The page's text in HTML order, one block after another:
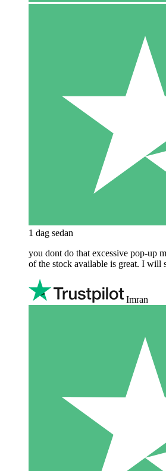
1 dag sedan
you dont do that excessive pop-up
of the stock available is great. I will
Imran